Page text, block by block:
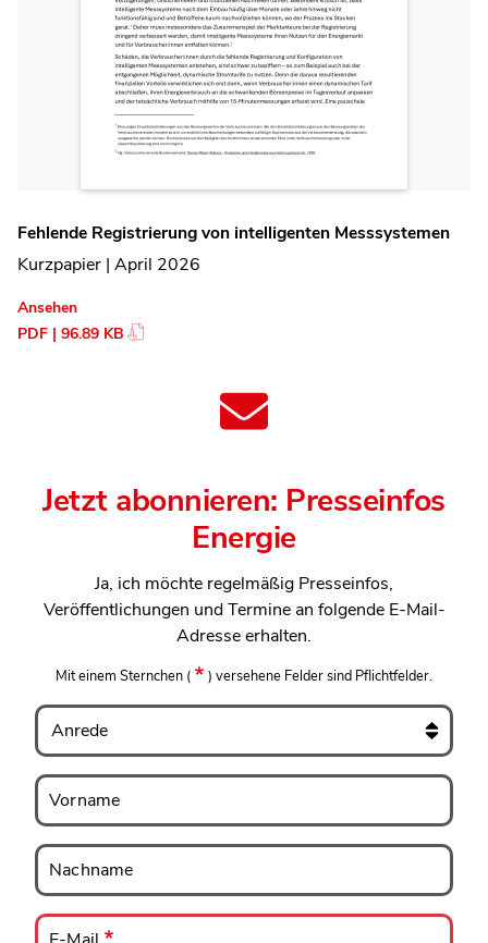
Fehlende Registrierung von intelligenten Messsystemen
Kurzpapier | April 2026
Ansehen
PDF | 96.89 KB
Jetzt abonnieren: Presseinfos
Energie
Ja, ich möchte regelmäßig Presseinfos,
Veröffentlichungen und Termine an folgende E-Mail-
Adresse erhalten.
Mit einem Sternchen ( ) versehene Felder sind Pflichtfelder.
Anrede
Vorname
Vorname
Nachname
Nachname
E-
Mail